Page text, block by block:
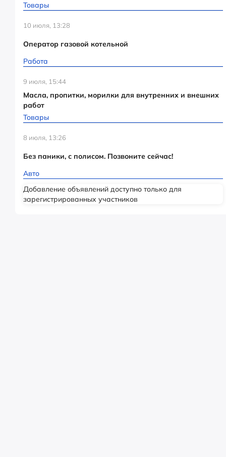
Товары
10 июля, 13:28
Оператор газовой котельной
Работа
9 июля, 15:44
Масла, пропитки, морилки для внутренних и внешних
работ
Товары
8 июля, 13:26
Без паники, с полисом. Позвоните сейчас!
Авто
Добавление объявлений доступно только для
зарегистрированных участников